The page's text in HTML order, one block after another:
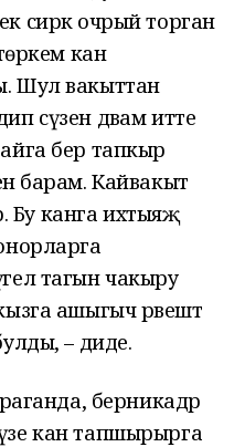
сирәк очрый торган
кан
Шул вакыттан
сүзен дәвам итте
бер тапкыр
барам. Кайвакыт
Бу канга ихтыяҗ
тагын чакыру
ашыгыч рәвештә
– диде.
берникадәр
кан тапшырырга